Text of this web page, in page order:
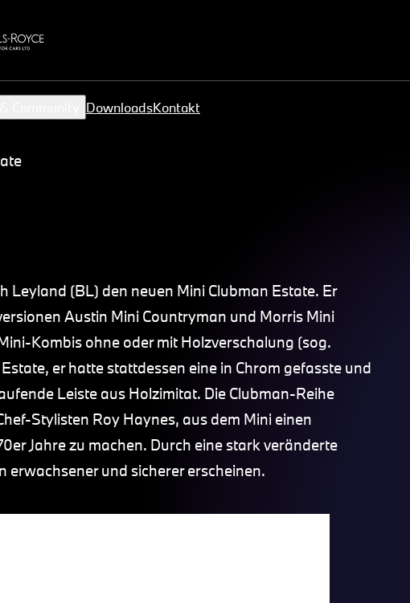
DownloadsKontakt
Leyland (BL) den neuen Mini Clubman Estate. Er
Austin Mini Countryman und Morris Mini
Kombis ohne oder mit Holzverschalung (sog.
er hatte stattdessen eine in Chrom gefasste und
Leiste aus Holzimitat. Die Clubman-Reihe
Stylisten Roy Haynes, aus dem Mini einen
Jahre zu machen. Durch eine stark veränderte
erwachsener und sicherer erscheinen.